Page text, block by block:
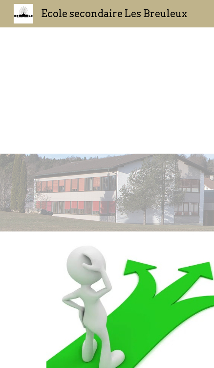
Ecole secondaire Les Breuleux